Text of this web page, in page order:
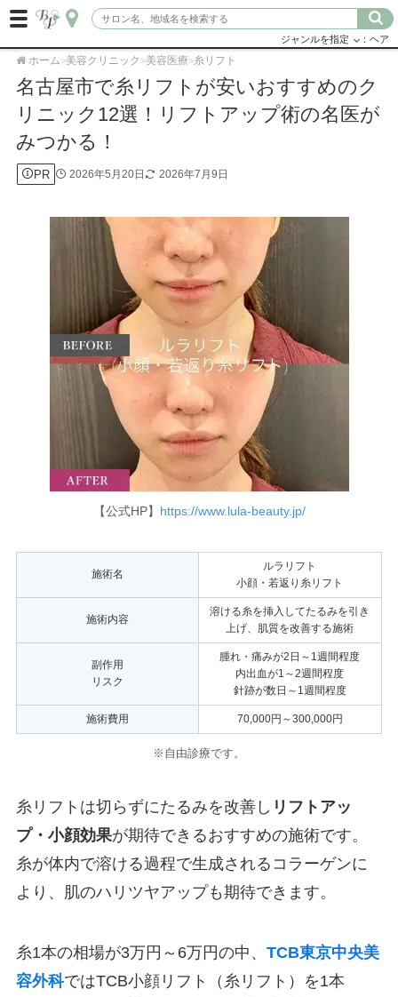
ジャンルを指定 ：ヘア
ホーム>美容クリニック >美容医療>糸リフト
名古屋市で糸リフトが安いおすすめのク
リニック12選！リフトアップ術の名医が
みつかる！
PR 2026年5月20日 2026年7月9日
【公式HP】 https://www.lula-beauty.jp/
施術名
ルラリフト
小顔・若返り糸リフト
施術内容
溶ける糸を挿入してたるみを引き
上げ、肌質を改善する施術
副作用
リスク
腫れ・痛みが2日～1週間程度
内出血が1～2週間程度
針跡が数日～1週間程度
施術費用 70,000円～300,000円
※自由診療です。
糸リフトは切らずにたるみを改善し リフトアッ
プ・小顔効果が期待できるおすすめの施術です。
糸が体内で溶ける過程で生成されるコラーゲンに
より、肌のハリツヤアップも期待できます。
糸1本の相場が3万円～6万円の中、 TCB東京中央美
容外科ではTCB小顔リフト（糸リフト）を1本